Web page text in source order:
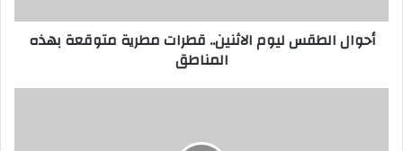
ر
أحوال الطقس ليوم الاثنين.. قطرات مطرية متوقعة بهذه
المناطق